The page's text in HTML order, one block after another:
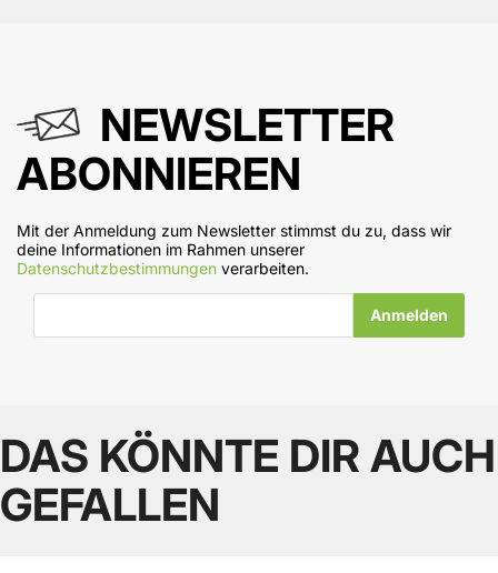
NEWSLETTER
ABONNIEREN
Mit der Anmeldung zum Newsletter stimmst du zu, dass wir
deine Informationen im Rahmen unserer
Datenschutzbestimmungen verarbeiten.
E-Mail-Adresse
DAS KÖNNTE DIR AUCH
GEFALLEN